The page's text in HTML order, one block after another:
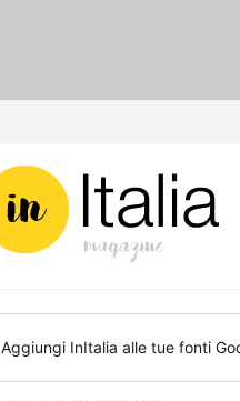
Aggiungi InItalia alle tue fonti